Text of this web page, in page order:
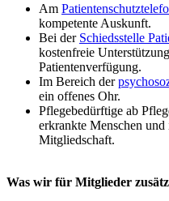
Am
kompetente Auskunft.
Bei der Schiedsstelle
kostenfreie
Patientenverfügung.
Im Bereich der
ein offenes Ohr.
Pflegebedürftige ab
erkrankte Menschen
Mitgliedschaft.
Was wir für Mitglieder